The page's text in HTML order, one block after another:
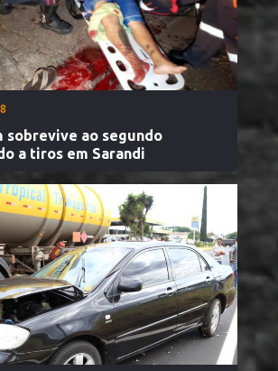
sobrevive ao segundo
a tiros em Sarandi